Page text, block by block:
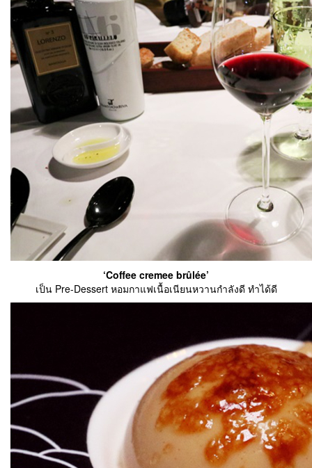
‘Coffee cremee brûlée’
เป็น Pre-Dessert หอมกาแฟเนื้อเนียนหวานกำลังดี ทำได้ดี